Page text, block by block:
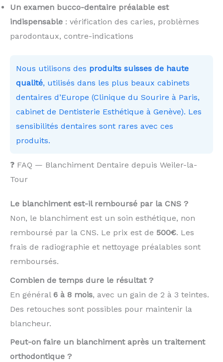
Un examen bucco-dentaire préalable est
indispensable : vérification des caries, problèmes
parodontaux, contre-indications
Nous utilisons des produits suisses de haute
qualité, utilisés dans les plus beaux cabinets
dentaires d’Europe (Clinique du Sourire à Paris,
cabinet de Dentisterie Esthétique à Genève). Les
sensibilités dentaires sont rares avec ces
produits.
❓ FAQ — Blanchiment Dentaire depuis Weiler-la-
Tour
Le blanchiment est-il remboursé par la CNS ?
Non, le blanchiment est un soin esthétique, non
remboursé par la CNS. Le prix est de 500€. Les
frais de radiographie et nettoyage préalables sont
remboursés.
Combien de temps dure le résultat ?
En général 6 à 8 mois, avec un gain de 2 à 3 teintes.
Des retouches sont possibles pour maintenir la
blancheur.
Peut-on faire un blanchiment après un traitement
orthodontique ?